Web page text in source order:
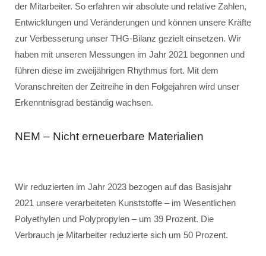
der Mitarbeiter. So erfahren wir absolute und relative Zahlen,
Entwicklungen und Veränderungen und können unsere Kräfte
zur Verbesserung unser THG-Bilanz gezielt einsetzen. Wir
haben mit unseren Messungen im Jahr 2021 begonnen und
führen diese im zweijährigen Rhythmus fort. Mit dem
Voranschreiten der Zeitreihe in den Folgejahren wird unser
Erkenntnisgrad beständig wachsen.
NEM – Nicht erneuerbare Materialien
Wir reduzierten im Jahr 2023 bezogen auf das Basisjahr
2021 unsere verarbeiteten Kunststoffe – im Wesentlichen
Polyethylen und Polypropylen – um 39 Prozent. Die
Verbrauch je Mitarbeiter reduzierte sich um 50 Prozent.